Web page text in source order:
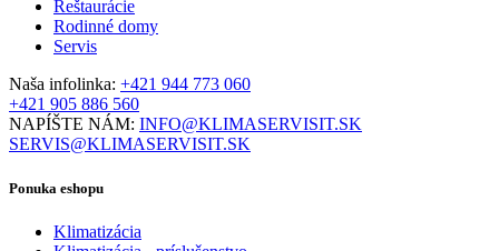
Reštaurácie
Rodinné domy
Servis
Naša infolinka: +421 944 773 060
+421 905 886 560
NAPÍŠTE NÁM: INFO@KLIMASERVISIT.SK
SERVIS@KLIMASERVISIT.SK
Ponuka eshopu
Klimatizácia